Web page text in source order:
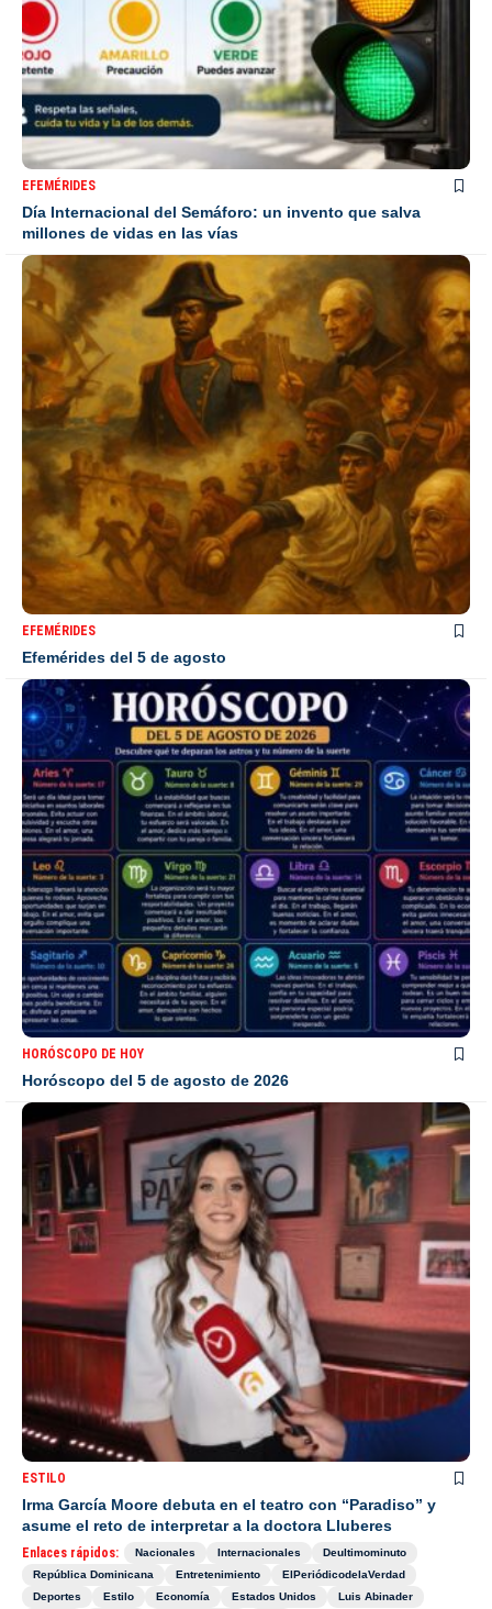
EFEMÉRIDES
Día Internacional del Semáforo: un invento que salva
millones de vidas en las vías
EFEMÉRIDES
Efemérides del 5 de agosto
HORÓSCOPO DE HOY
Horóscopo del 5 de agosto de 2026
ESTILO
Irma García Moore debuta en el teatro con “Paradiso” y
asume el reto de interpretar a la doctora Lluberes
Enlaces rápidos: Nacionales Internacionales
Deultimominuto
República Dominicana
Entretenimiento
ElPeriódicodelaVerdad
Deportes
Estilo Economía Estados Unidos
Luis Abinader